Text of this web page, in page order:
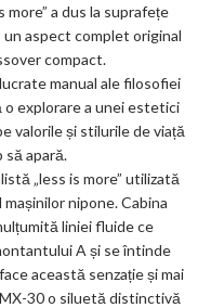
a dus la suprafețe
un aspect complet original
compact.
manual ale filosofiei
o explorare a unei estetici
valorile și stilurile de viață
apară.
„less is more” utilizată
nipone. Cabina
liniei fluide ce
A și se întinde
această senzație și mai
30 o siluetă distinctivă